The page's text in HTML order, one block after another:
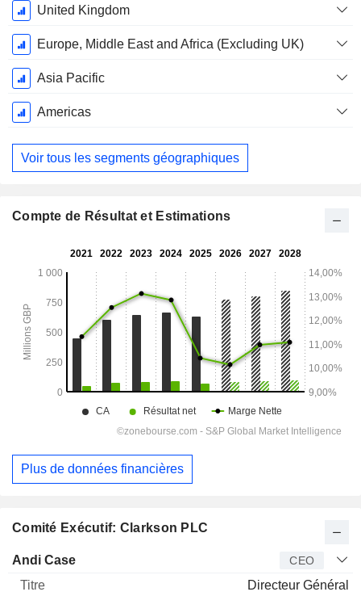
Période
Fiscale:
Décembre
United Kingdom
Europe, Middle East and Africa (Excluding UK)
Asia Pacific
Americas
Voir tous les segments géographiques
Comité Exécutif: Clarkson PLC
Dirigeant Titre
Andi Case CEO
Directeur Général
Compte de Résultat et Estimations
Plus de données financières